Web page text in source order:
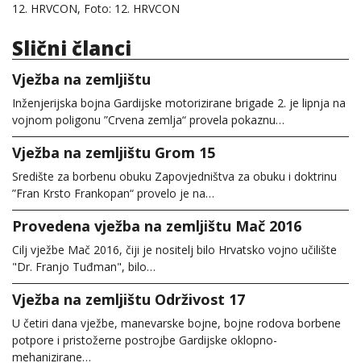
12. HRVCON, Foto: 12. HRVCON
Slični članci
Vježba na zemljištu
Inženjerijska bojna Gardijske motorizirane brigade 2. je lipnja na
vojnom poligonu ”Crvena zemlja“ provela pokaznu…
Vježba na zemljištu Grom 15
Središte za borbenu obuku Zapovjedništva za obuku i doktrinu
”Fran Krsto Frankopan“ provelo je na…
Provedena vježba na zemljištu Mač 2016
Cilj vježbe Mač 2016, čiji je nositelj bilo Hrvatsko vojno učilište
"Dr. Franjo Tuđman", bilo…
Vježba na zemljištu Održivost 17
U četiri dana vježbe, manevarske bojne, bojne rodova borbene
potpore i pristožerne postrojbe Gardijske oklopno-
mehanizirane…